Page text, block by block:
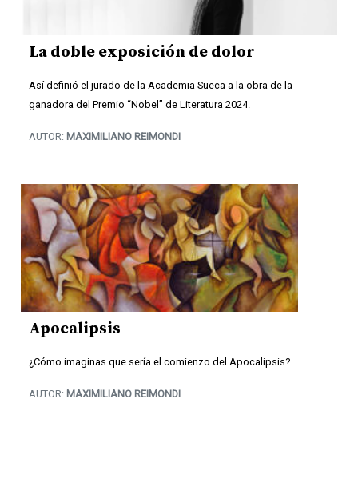
La doble exposición de dolor
Así definió el jurado de la Academia Sueca a la obra de la
ganadora del Premio “Nobel” de Literatura 2024.
AUTOR: MAXIMILIANO REIMONDI
Apocalipsis
¿Cómo imaginas que sería el comienzo del Apocalipsis?
AUTOR: MAXIMILIANO REIMONDI